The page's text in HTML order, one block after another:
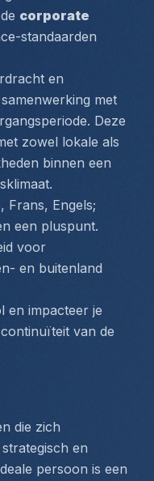
corporate
standaarden
en
met
Deze
zowel lokale als
binnen een
Frans, Engels;
een pluspunt.
voor
en buitenland
en impacteer je
van de
die zich
en
persoon is een